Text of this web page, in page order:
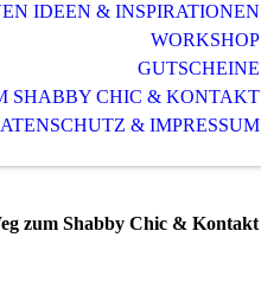
IDEEN & INSPIRATIONEN
WORKSHOP
GUTSCHEINE
SHABBY CHIC & KONTAKT
& IMPRESSUM
zum Shabby Chic & Kontakt